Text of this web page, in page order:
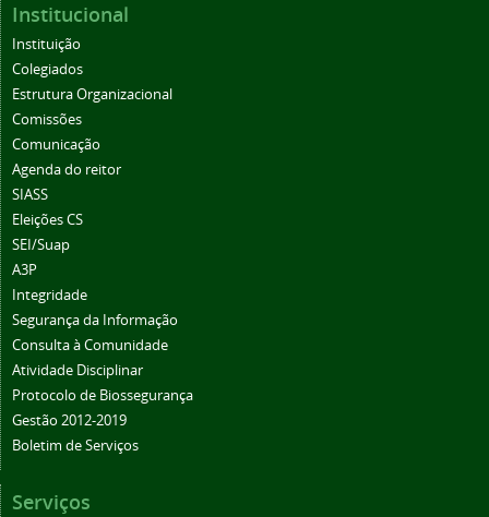
Institucional
Instituição
Colegiados
Estrutura Organizacional
Comissões
Comunicação
Agenda do reitor
SIASS
Eleições CS
SEI/Suap
A3P
Integridade
Segurança da Informação
Consulta à Comunidade
Atividade Disciplinar
Protocolo de Biossegurança
Gestão 2012-2019
Boletim de Serviços
Serviços